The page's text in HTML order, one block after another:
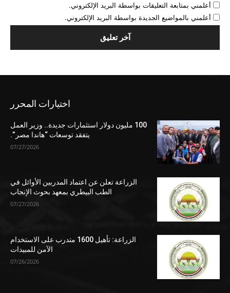
أعلمني بمتابعة التعليقات بواسطة البريد الإلكتروني.
أعلمني بالمواضيع الجديدة بواسطة البريد الإلكتروني.
اختيارات المحرر
100 مليون دولار استثمارات جديدة.. وزير العمل
يتفقد توسعات “هاندا مصر”.
07/27/2026
الزراعة تعلن عن اعتماد المدربين الأوائل في
الطب البيطري بمعهد بحوث الإنجاب
07/27/2026
الزراعة: تأهيل 1600 متدرب على الاستخدام
الآمن للمبيدات
07/26/2026